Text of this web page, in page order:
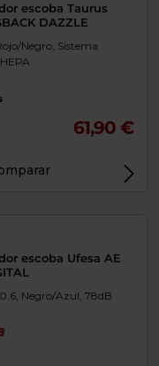
escoba Taurus
DAZZLE
Negro, Sistema
61,90 €
escoba Ufesa AE
Negro/Azul, 78dB